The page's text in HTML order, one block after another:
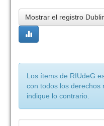
Mostrar el registro
Los ítems de RIUdeG
con todos los derechos
indique lo contrario.